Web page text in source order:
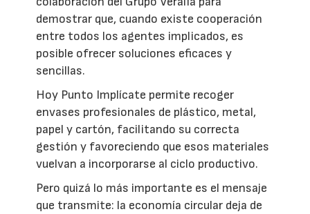
demostrar que, cuando existe cooperación
entre todos los agentes implicados, es
posible ofrecer soluciones eficaces y
sencillas.
Hoy Punto Implícate permite recoger
envases profesionales de plástico, metal,
papel y cartón, facilitando su correcta
gestión y favoreciendo que esos materiales
vuelvan a incorporarse al ciclo productivo.
Pero quizá lo más importante es el mensaje
que transmite: la economía circular deja de